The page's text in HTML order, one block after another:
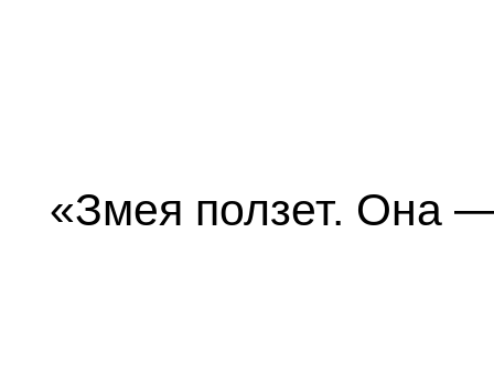
«Змея ползет. Она